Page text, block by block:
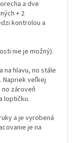
a dve
+ 2
kontrolou a
nie je možný).
na hlavu, no stále
Napriek veľkej
zároveň
loptičku.
a je vyrobená
je na